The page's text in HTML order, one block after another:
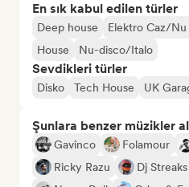
En sık kabul edilen türler
Deep house Elektro Caz/Nu
House
Nu-disco/Italo
Sevdikleri türler
Disko Tech House UK
Şunlara benzer müzikler
Gavinco Folamour
Ricky Razu
Dj Streaks